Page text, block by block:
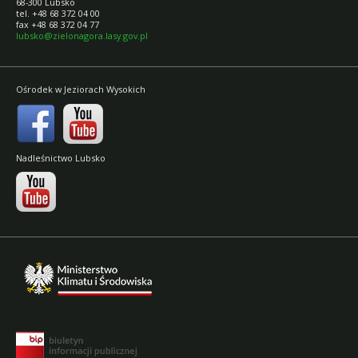
tel. +48 68 372 04 00
fax +48 68 372 04 77
lubsko@zielonagora.lasy.gov.pl
Ośrodek w Jeziorach Wysokich
Nadleśnictwo Lubsko